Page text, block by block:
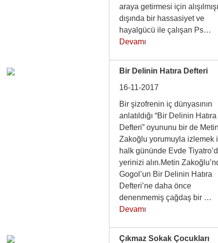
araya getirmesi için
dışında bir hassasiyet ve
hayalgücü ile çalışan Ps…
Devamı
Bir Delinin Hatıra Defteri
16-11-2017
Bir şizofrenin iç dünyasının
anlatıldığı “Bir Delinin Hatıra
Defteri” oyununu bir de
Zakoğlu yorumuyla izlemek
halk gününde Evde
yerinizi alın.Metin
Gogol’un Bir Delinin Hatıra
Defteri’ne daha önce
denenmemiş çağdaş bir …
Devamı
Çıkmaz Sokak Çocukları